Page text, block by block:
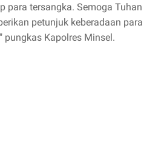
para tersangka. Semoga Tuhan
petunjuk keberadaan para
pungkas Kapolres Minsel.